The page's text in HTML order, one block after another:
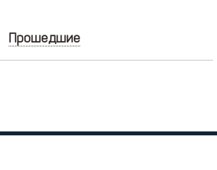
МАЙ 2026
7 8 9 10
Прошедшие